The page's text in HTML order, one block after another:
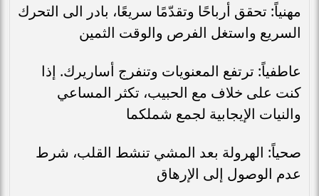
مهنياً: تحقق أرباحًا وتقدّمًا سريعًا، بادر الى التحرك
السريع واستغل الفرص والوقت الثمين
عاطفياً: ترتفع المعنويات وتنفرج أساريرك. إذا
كنت على خلاف مع الحبيب، تكثر المساعي
والنيات الإيجابية لجمع شملكما
صحياً: الهرولة بعد المشي تنشط القلب، شرط
عدم الوصول إلى الإرهاق